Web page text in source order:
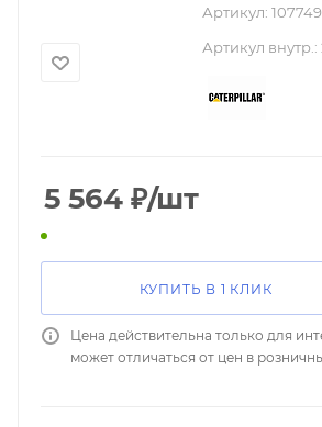
Артикул:
Артикул внутр.:
5 564 ₽/шт
КУПИТЬ В 1 КЛИК
Цена действительна только для
может отличаться от цен в